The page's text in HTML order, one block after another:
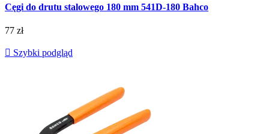
Cęgi do drutu stalowego 180 mm 541D-180 Bahco
77 zł
 Szybki podgląd